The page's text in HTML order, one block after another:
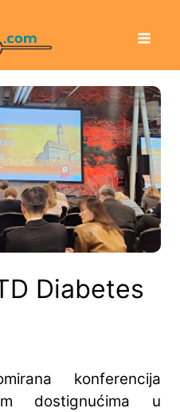
Diabetes
konferencija
dostignućima u